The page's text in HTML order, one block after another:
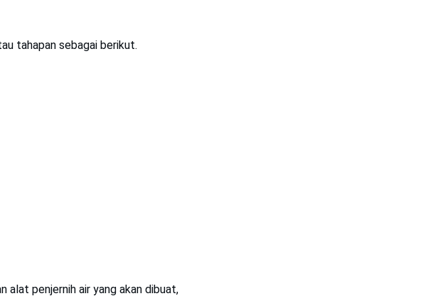
tahapan sebagai berikut.
alat penjernih air yang akan dibuat,